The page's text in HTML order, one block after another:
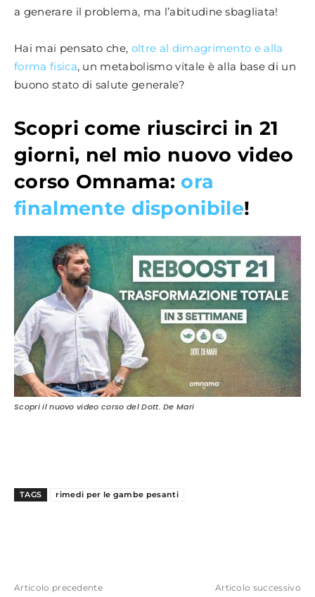
a generare il problema, ma l’abitudine sbagliata!
Hai mai pensato che, oltre al dimagrimento e alla
forma fisica, un metabolismo vitale è alla base di un
buono stato di salute generale?
Scopri come riuscirci in 21
giorni, nel mio nuovo video
corso Omnama: ora
finalmente disponibile!
Scopri il nuovo video corso del Dott. De Mari
TAGS rimedi per le gambe pesanti
Articolo precedente Articolo successivo